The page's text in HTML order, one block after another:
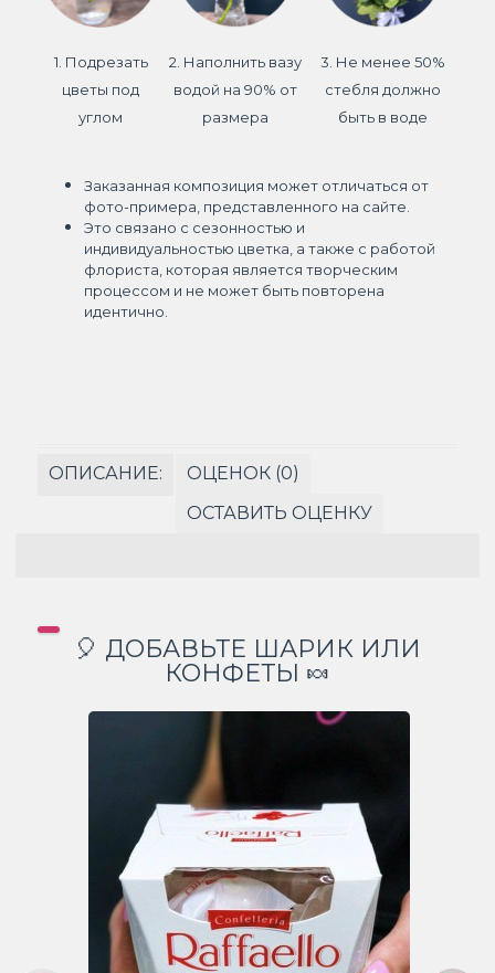
1. Подрезать
цветы под
углом
2. Наполнить вазу
водой на 90% от
размера
3. Не менее 50%
стебля должно
быть в воде
Заказанная композиция может отличаться от
фото-примера, представленного на сайте.
Это связано с сезонностью и
индивидуальностью цветка, а также с работой
флориста, которая является творческим
процессом и не может быть повторена
идентично.
ОПИСАНИЕ:
ОЦЕНОК (0)
ОСТАВИТЬ ОЦЕНКУ
🎈 ДОБАВЬТЕ ШАРИК ИЛИ
КОНФЕТЫ 🍬